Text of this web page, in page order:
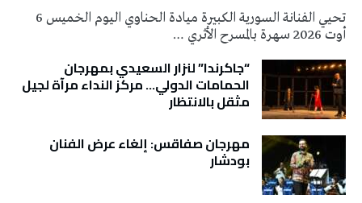
تحيي الفنانة السورية الكبيرة ميادة الحناوي اليوم الخميس 6
أوت 2026 سهرة بالمسرح الأثري …
“جاكرندا” لنزار السعيدي بمهرجان
الحمامات الدولي… مركز النداء مرآة لجيل
مثقل بالانتظار
مهرجان صفاقس: إلغاء عرض الفنان
بودشار